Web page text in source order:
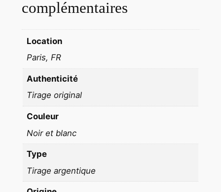
T
R
T
O
O
G
P
complémentaires
Location
Paris, FR
Authenticité
Tirage original
Couleur
Noir et blanc
Type
Tirage argentique